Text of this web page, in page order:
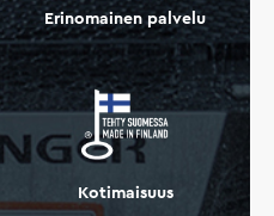
Erinomainen palvelu
Kotimaisuus